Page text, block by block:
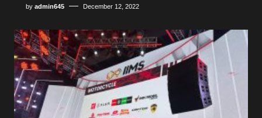
by admin645 December 12, 2022